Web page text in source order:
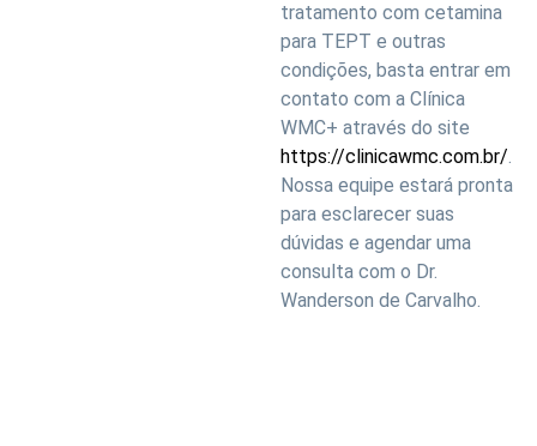
tratamento com cetamina
para TEPT e outras
condições, basta entrar em
contato com a Clínica
WMC+ através do site
https://clinicawmc.com.br/.
Nossa equipe estará pronta
para esclarecer suas
dúvidas e agendar uma
consulta com o Dr.
Wanderson de Carvalho.